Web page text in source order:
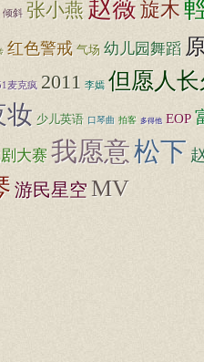
倾斜 张小燕 赵薇旋木
红色警戒 气场 幼儿园舞蹈
麦克疯 2011 李嫣 但愿人
妆 少儿英语 口琴曲 拍客 多得他 EOP
大赛 我愿意松下
游民星空MV